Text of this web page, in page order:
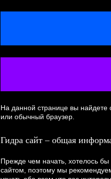
На данной странице вы найдете
или обычный браузер.
Гидра сайт – общая
Прежде чем начать, хотелось
сайтом, поэтому мы